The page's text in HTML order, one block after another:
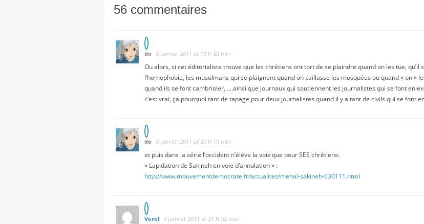
56 commentaires
do 3 janvier 2011 at 19 h 33 min
Ou alors, si cet éditorialiste trouve que les chrétiens ont tort de se plaindre quand on les tue, qu’il
l’homophobie, les musulmans qui se plaignent quand on caillasse les mosquées ou quand « on
quand ils se font cambrioler, ….ainsi que journaux qui soutiennent les journalistes qui se font
c’est vrai, ça pourquoi tant de tapage pour deux journalistes quand il y a tant de civils qui se font
do 3 janvier 2011 at 20 h 10 min
et puis dans la série l’occident n’élève la voix que pour SES chrétiens:
« Lapidation de Sakineh en voie d’annulation » :
http://www.mouvementdemocrate.fr/actualites/mehal-sakineh-030111.html
Verel 3 janvier 2011 at 21 h 32 min